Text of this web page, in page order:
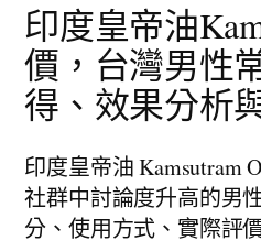
印度皇帝油
價，台灣男性
得、效果分析
印度皇帝油 Kamsutram
社群中討論度升高的男
分、使用方式、實際評